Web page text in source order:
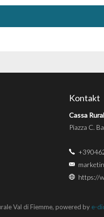
Kontakt
Cassa
Piazza C.
https://
Val di Fiemme, powered by e-